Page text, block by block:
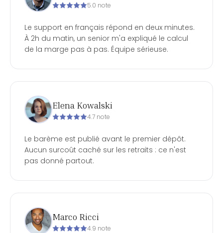
5.0 note
Le support en français répond en deux minutes.
À 2h du matin, un senior m'a expliqué le calcul
de la marge pas à pas. Équipe sérieuse.
Elena Kowalski
4.7 note
Le barème est publié avant le premier dépôt.
Aucun surcoût caché sur les retraits : ce n'est
pas donné partout.
Marco Ricci
4.9 note